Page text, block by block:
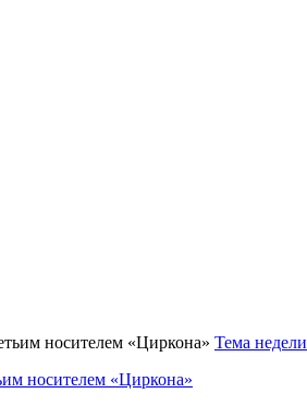
Тема недели
носителем «Циркона»